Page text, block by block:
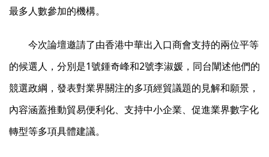
最多人數參加的機構。
今次論壇邀請了由香港中華出入口商會支持的兩位平等
的候選人，分別是1號鍾奇峰和2號李淑媛，同台闡述他們的
競選政綱，發表對業界關注的多項經貿議題的見解和願景，
內容涵蓋推動貿易便利化、支持中小企業、促進業界數字化
轉型等多項具體建議。